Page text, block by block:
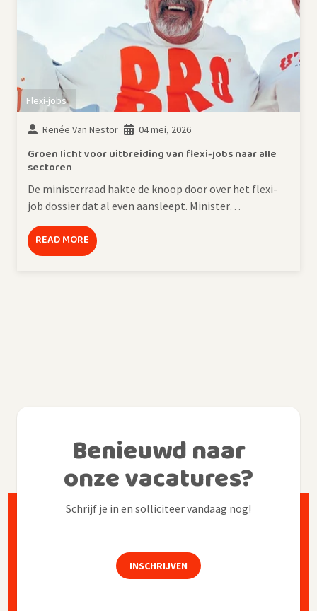
Flexi-jobs
Renée Van Nestor 04 mei, 2026
Groen licht voor uitbreiding van flexi-jobs naar alle
sectoren
De ministerraad hakte de knoop door over het flexi-
job dossier dat al even aansleept. Minister…
READ MORE
Benieuwd naar
onze vacatures?
Schrijf je in en solliciteer vandaag nog!
INSCHRIJVEN